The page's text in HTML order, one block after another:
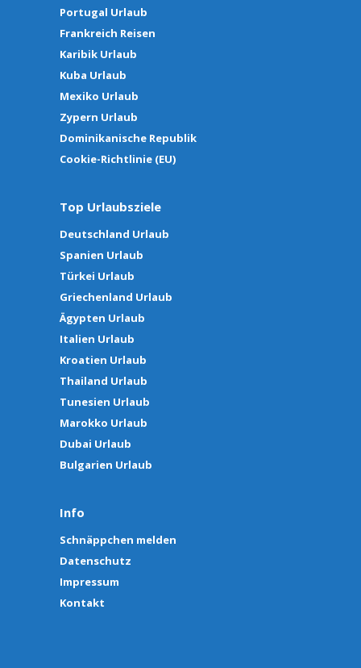
Portugal Urlaub
Frankreich Reisen
Karibik Urlaub
Kuba Urlaub
Mexiko Urlaub
Zypern Urlaub
Dominikanische Republik
Cookie-Richtlinie (EU)
Top Urlaubsziele
Deutschland Urlaub
Spanien Urlaub
Türkei Urlaub
Griechenland Urlaub
Ägypten Urlaub
Italien Urlaub
Kroatien Urlaub
Thailand Urlaub
Tunesien Urlaub
Marokko Urlaub
Dubai Urlaub
Bulgarien Urlaub
Info
Schnäppchen melden
Datenschutz
Impressum
Kontakt